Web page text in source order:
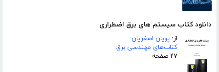
دانلود کتاب سیستم های برق اضطراری
از: پویان اصغریان
کتاب‌های مهندسی برق
۲۷ صفحه